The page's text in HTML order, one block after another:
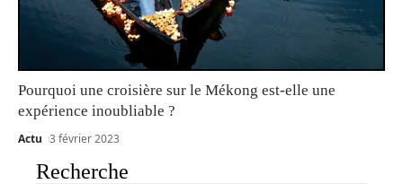
Pourquoi une croisière sur le Mékong est-elle une
expérience inoubliable ?
Actu 3 février 2023
Recherche